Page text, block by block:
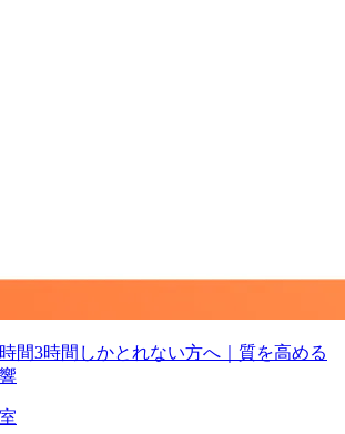
間3時間しかとれない方へ｜質を高める